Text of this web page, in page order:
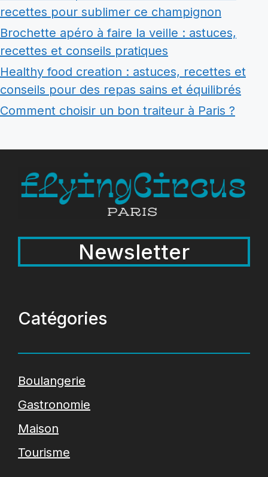
recettes pour sublimer ce champignon
Brochette apéro à faire la veille : astuces,
recettes et conseils pratiques
Healthy food creation : astuces, recettes et
conseils pour des repas sains et équilibrés
Comment choisir un bon traiteur à Paris ?
Newsletter
Catégories
Boulangerie
Gastronomie
Maison
Tourisme